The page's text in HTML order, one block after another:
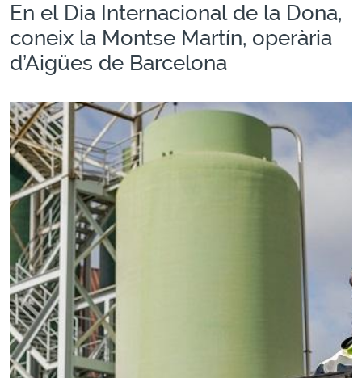
En el Dia Internacional de la Dona,
coneix la Montse Martín, operària
d’Aigües de Barcelona